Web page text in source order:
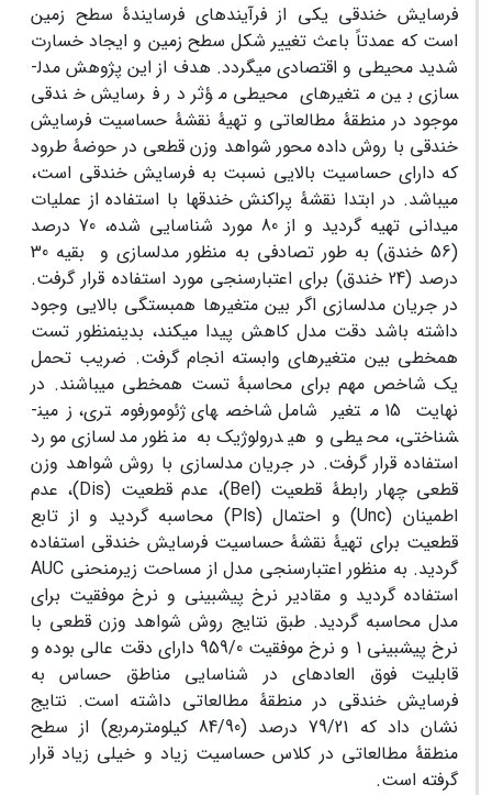
فرسایش خندقی یکی از فرآیندهای فرسایندۀ سطح زمین
است که عمدتاً باعث تغییر شکل سطح زمین و ایجاد خسارت
شدید محیطی و اقتصادی می­گردد. هدف از این پژوهش مدل­
سازی بین متغیرهای ­محیطی مؤثر در فرسایش خندقی
موجود در منطقۀ مطالعاتی و تهیۀ نقشۀ حساسیت فرسایش
خندقی با روش داده محور شواهد وزن قطعی در حوضۀ طرود
که دارای حساسیت بالایی نسبت به فرسایش خندقی است،
می­باشد. در ابتدا نقشۀ پراکنش خندق­ها با استفاده از عملیات
میدانی تهیه گردید و از 80 مورد شناسایی شده، 70 درصد
(56 خندق) به طور تصادفی به منظور مدل­سازی و بقیه 30
درصد (24 خندق) برای اعتبارسنجی مورد استفاده قرار گرفت.
در جریان مدل­سازی اگر بین متغیرها همبستگی بالایی وجود
داشته باشد دقت مدل کاهش پیدا می­کند، بدین­منظور تست
هم­خطی بین متغیرهای وابسته انجام گرفت. ضریب تحمل
یک شاخص مهم برای محاسبۀ تست هم­خطی می­باشند. در
نهایت 15 متغیر شامل شاخص­های ژئومورفومتری، زمین­
شناختی، محیطی و هیدرولوژیک به منظور مدل­سازی مورد
استفاده قرار گرفت. در جریان مدل­سازی­ با روش شواهد وزن
قطعی چهار رابطۀ قطعیت (Bel)، عدم قطعیت (Dis)، عدم
اطمینان (Unc) و احتمال (Pls) محاسبه گردید و از تابع
قطعیت برای تهیۀ نقشۀ حساسیت فرسایش خندقی استفاده
گردید. به منظور اعتبارسنجی مدل از مساحت زیرمنحنی AUC
استفاده گردید و مقادیر نرخ پیش­بینی و نرخ موفقیت برای
مدل محاسبه گردید. طبق نتایج روش شواهد وزن قطعی با
نرخ پیش­بینی 1 و نرخ موفقیت 959/0 دارای دقت عالی بوده و
قابلیت فوق العاده­ای در شناسایی مناطق حساس به
فرسایش خندقی در منطقۀ مطالعاتی داشته است. نتایج
نشان داد که­ 79/21 درصد (84/90 کیلومترمربع) از سطح
منطقۀ مطالعاتی در کلاس حساسیت زیاد و خیلی زیاد قرار
گرفته است.